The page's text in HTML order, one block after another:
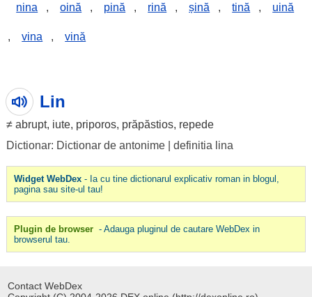
nina , oină , pină , rină , șină , tină , uină
, vina , vină
Lin
≠ abrupt, iute, priporos, prăpăstios, repede
Dictionar: Dictionar de antonime| definitia lina
Widget WebDex- Ia cu tine dictionarul explicativ roman in blogul,
pagina sau site-ul tau!
Plugin de browser - Adauga pluginul de cautare WebDex in
browserul tau.
Contact WebDex